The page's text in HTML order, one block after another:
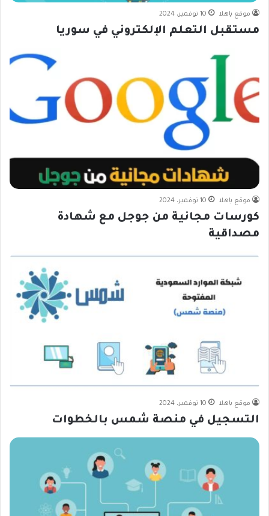
موقع ياهلا 10 نوفمبر، 2024
مستقبل التعلم الإلكتروني في سوريا
موقع ياهلا 10 نوفمبر، 2024
كورسات مجانية من جوجل مع شهادة
مصداقية
موقع ياهلا 10 نوفمبر، 2024
التسجيل في منصة شمس بالخطوات